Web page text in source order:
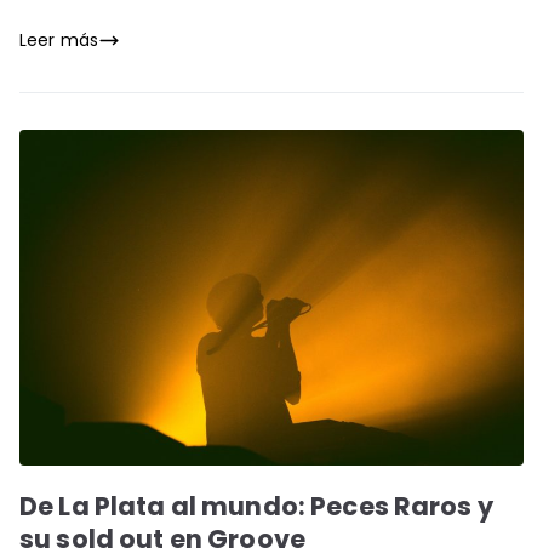
Leer más
De La Plata al mundo: Peces Raros y
su sold out en Groove